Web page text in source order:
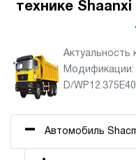
технике Shaanxi
Актуальность
Модификации:
D/
Автомобиль